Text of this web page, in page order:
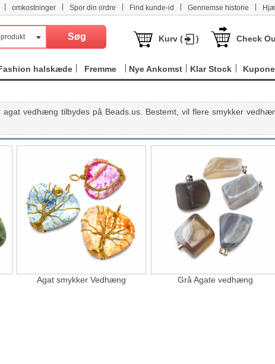
omkostninger Spor din ordre Find kunde-id Gennemse historie
Kurv ( ) Check
halskæde Fremme Nye Ankomst Klar Stock
vedhæng tilbydes på Beads.us. Bestemt, vil flere smykker
Agat smykker Vedhæng Grå Agate vedhæng